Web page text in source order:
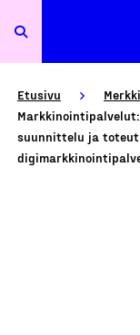
Etusivu
suunnittelu ja